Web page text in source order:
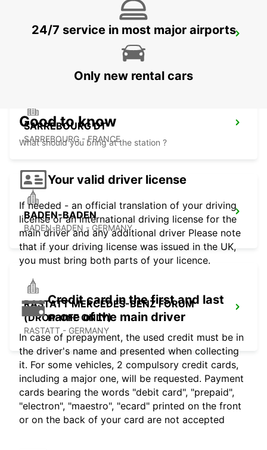
KARLSRUHE BADEN-BADEN AIRPORT
RHEINMUENSTER - GERMANY
SARREBOURG DT
SARREBOURG - FRANCE
BADEN-BADEN
BADEN-BADEN - GERMANY
RASTATT MERCEDES-BENZ FORUM
(DROP-OFF ONLY)
RASTATT - GERMANY
24/7 service in most major airports
Only new rental cars
Good to know
What should you bring at the station ?
Your valid driver license
If needed - an official translation of your driving
license or an international driving license for the
main driver and any additional driver Please note
that if your driving license was issued in the UK,
you must bring both parts of your licence.
Credit card in the first and last
name of the main driver
In case of prepayment, the used credit must be in
the driver's name and presented when collecting
it. For some vehicles, 2 compulsory credit cards,
including a major one, will be requested. Payment
cards bearing the words "debit card", "prepaid",
"electron", "maestro", "ecard" printed on the front
or on the back of your card are not accepted